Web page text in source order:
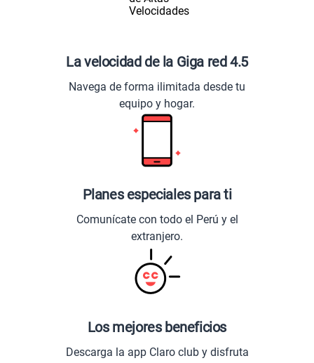
La velocidad de la Giga red 4.5
Navega de forma ilimitada desde tu
equipo y hogar.
Planes especiales para ti
Comunícate con todo el Perú y el
extranjero.
Los mejores beneficios
Descarga la app Claro club y disfruta